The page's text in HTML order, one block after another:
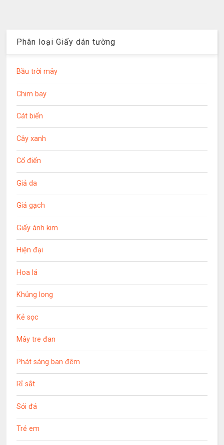
Phân loại Giấy dán tường
Bầu trời mây
Chim bay
Cát biển
Cây xanh
Cổ điển
Giả da
Giả gạch
Giấy ánh kim
Hiện đại
Hoa lá
Khủng long
Kẻ sọc
Mây tre đan
Phát sáng ban đêm
Rỉ sắt
Sỏi đá
Trẻ em